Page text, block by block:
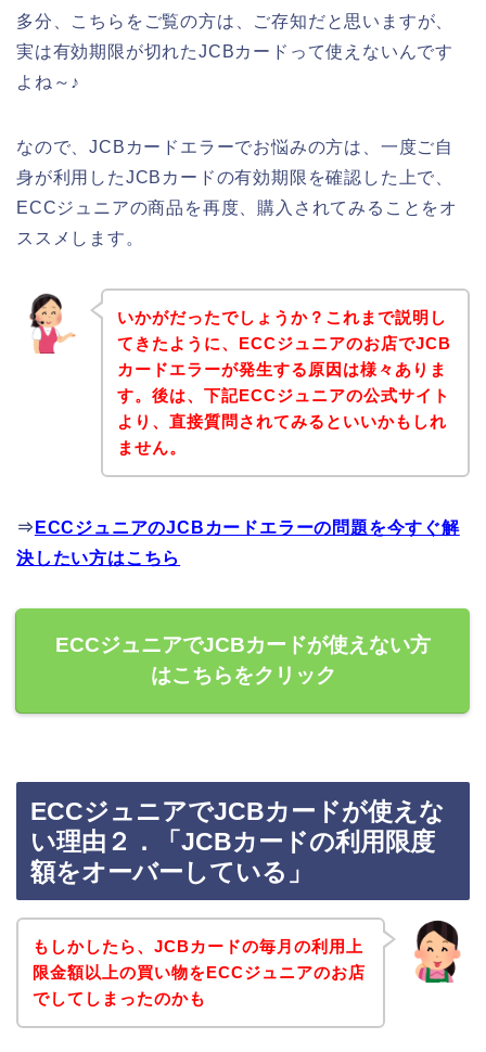
多分、こちらをご覧の方は、ご存知だと思いますが、
実は有効期限が切れたJCBカードって使えないんです
よね～♪
なので、JCBカードエラーでお悩みの方は、一度ご自
身が利用したJCBカードの有効期限を確認した上で、
ECCジュニアの商品を再度、購入されてみることをオ
ススメします。
いかがだったでしょうか？これまで説明し
てきたように、ECCジュニアのお店でJCB
カードエラーが発生する原因は様々ありま
す。後は、下記ECCジュニアの公式サイト
より、直接質問されてみるといいかもしれ
ません。
⇒ ECCジュニアのJCBカードエラーの問題を今すぐ解
決したい方はこちら
ECCジュニアでJCBカードが使えない方
はこちらをクリック
ECCジュニアでJCBカードが使えな
い理由２．「JCBカードの利用限度
額をオーバーしている」
もしかしたら、JCBカードの毎月の利用上
限金額以上の買い物をECCジュニアのお店
でしてしまったのかも